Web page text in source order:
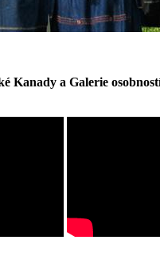
Kanady a Galerie